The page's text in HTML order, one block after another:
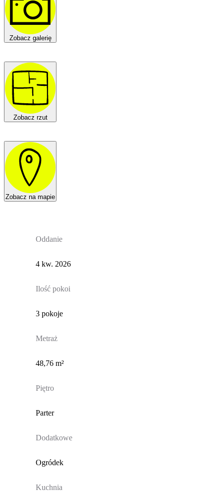
Zobacz galerię
Zobacz rzut
Zobacz na mapie
Oddanie
4 kw. 2026
Ilość pokoi
3 pokoje
Metraż
48,76 m²
Piętro
Parter
Dodatkowe
Ogródek
Kuchnia